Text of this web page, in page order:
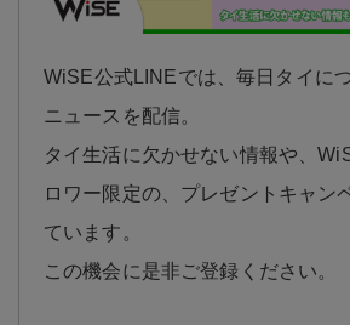
WiSE公式LINEでは、毎日タイに
ニュースを配信。
タイ生活に欠かせない情報や、
ロワー限定の、プレゼントキャン
ています。
この機会に是非ご登録ください。